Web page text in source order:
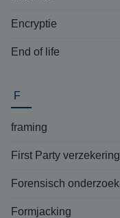
Encryptie
End of life
F
framing
First Party verzekering
Forensisch onderzoek
Formjacking